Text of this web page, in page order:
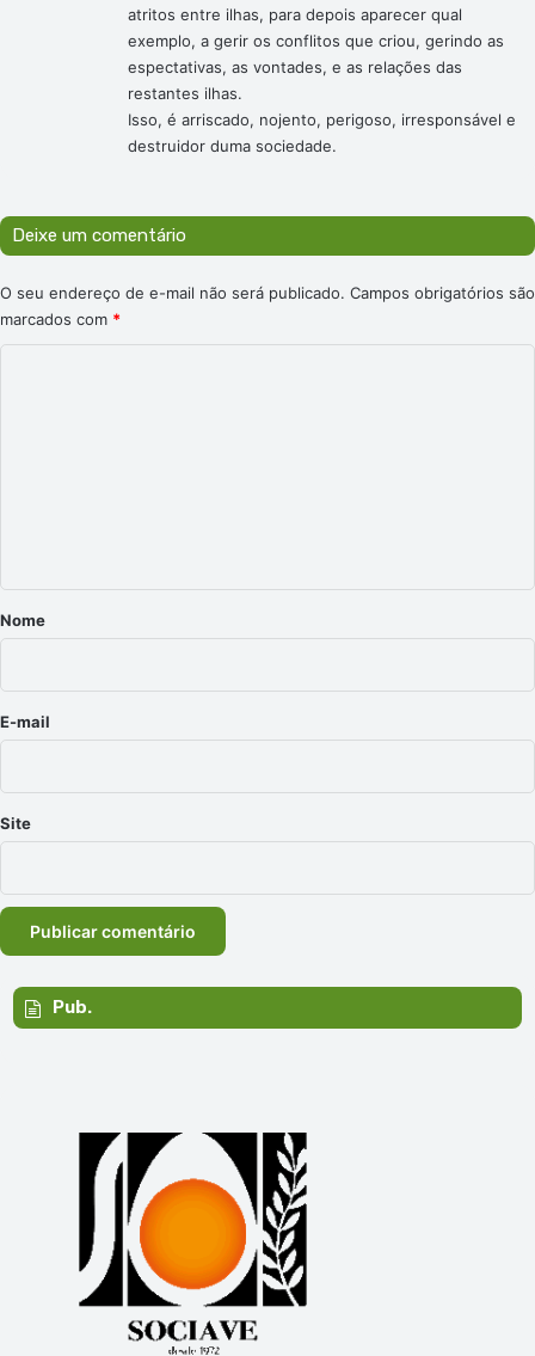
atritos entre ilhas, para depois aparecer qual
exemplo, a gerir os conflitos que criou, gerindo as
espectativas, as vontades, e as relações das
restantes ilhas.
Isso, é arriscado, nojento, perigoso, irresponsável e
destruidor duma sociedade.
Deixe um comentário
O seu endereço de e-mail não será publicado. Campos obrigatórios são
marcados com *
r
o
*
Nome
E-mail
Site
Pub.